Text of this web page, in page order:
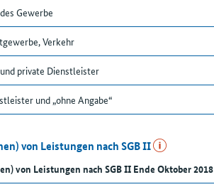
Gewerbe
Verkehr
private Dienstleister
und „ohne Angabe“
von Leistungen nach SGB II
von Leistungen nach SGB II Ende Oktober 2018